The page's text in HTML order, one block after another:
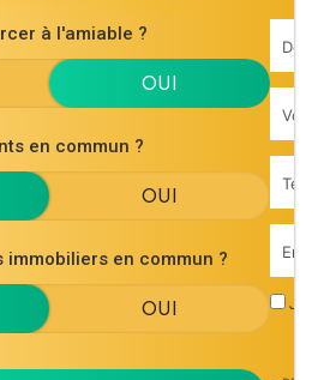
à l'amiable ?
en commun ?
immobiliers en commun ?